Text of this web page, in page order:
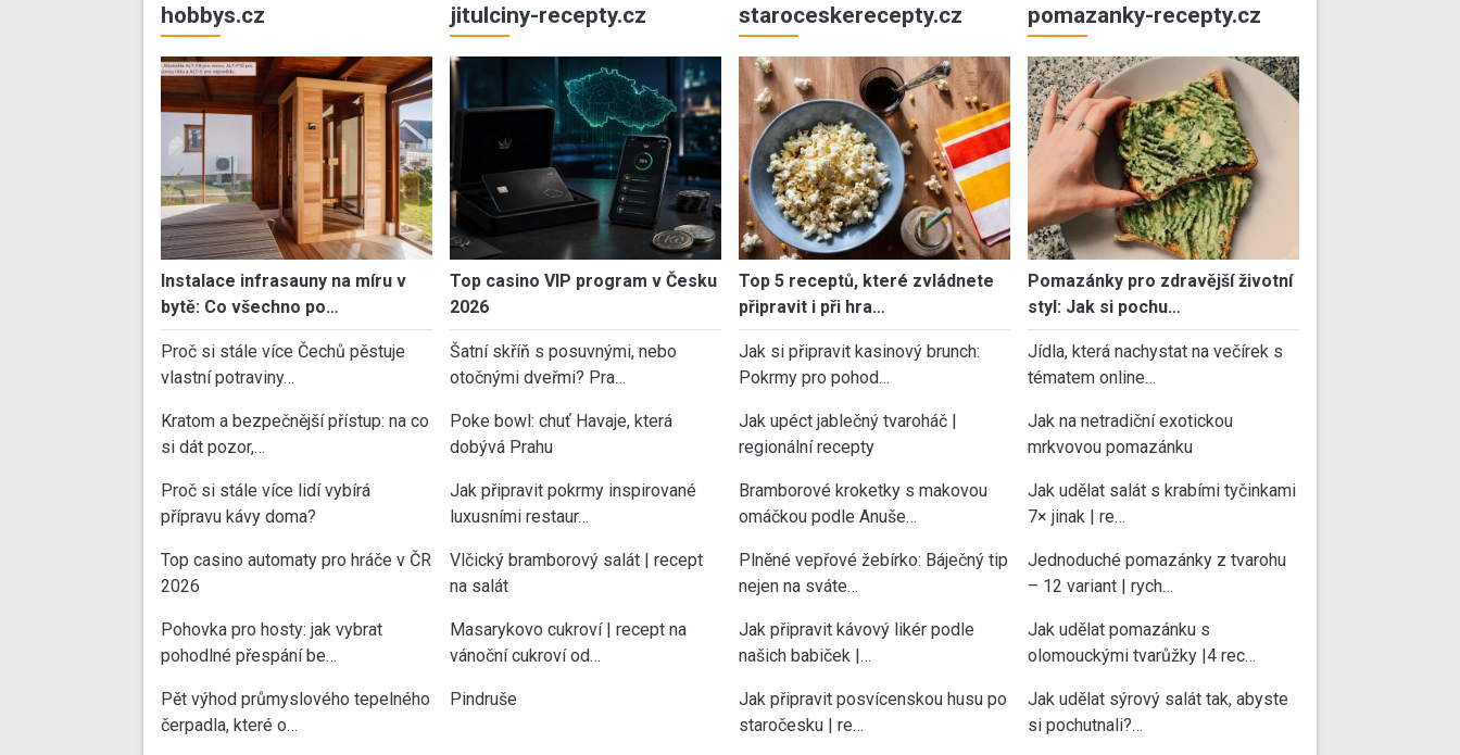
hobbys.cz
Instalace infrasauny na míru v
bytě: Co všechno po…
Proč si stále více Čechů pěstuje
vlastní potraviny…
Kratom a bezpečnější přístup: na co
si dát pozor,…
Proč si stále více lidí vybírá
přípravu kávy doma?
Top casino automaty pro hráče v ČR
2026
Pohovka pro hosty: jak vybrat
pohodlné přespání be…
Pět výhod průmyslového tepelného
čerpadla, které o…
jitulciny-recepty.cz
Top casino VIP program v Česku
2026
Šatní skříň s posuvnými, nebo
otočnými dveřmi? Pra…
Poke bowl: chuť Havaje, která
dobývá Prahu
Jak připravit pokrmy inspirované
luxusními restaur…
Vlčický bramborový salát | recept
na salát
Masarykovo cukroví | recept na
vánoční cukroví od…
Pindruše
staroceskerecepty.cz
Top 5 receptů, které zvládnete
připravit i při hra…
Jak si připravit kasinový brunch:
Pokrmy pro pohod…
Jak upéct jablečný tvaroháč |
regionální recepty
Bramborové kroketky s makovou
omáčkou podle Anuše…
Plněné vepřové žebírko: Báječný tip
nejen na sváte…
Jak připravit kávový likér podle
našich babiček |…
Jak připravit posvícenskou husu po
staročesku | re…
pomazanky-recepty.cz
Pomazánky pro zdravější životní
styl: Jak si pochu…
Jídla, která nachystat na večírek s
tématem online…
Jak na netradiční exotickou
mrkvovou pomazánku
Jak udělat salát s krabími tyčinkami
7× jinak | re…
Jednoduché pomazánky z tvarohu
– 12 variant | rych…
Jak udělat pomazánku s
olomouckými tvarůžky |4 rec…
Jak udělat sýrový salát tak, abyste
si pochutnali?…